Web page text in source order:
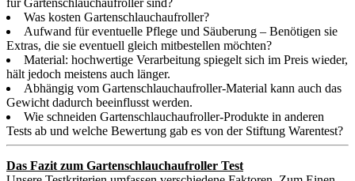
Was kosten Gartenschlauchaufroller?
Aufwand für eventuelle Pflege und Säuberung – Benötigen sie
Extras, die sie eventuell gleich mitbestellen möchten?
Material: hochwertige Verarbeitung spiegelt sich im Preis wieder,
hält jedoch meistens auch länger.
Abhängig vom Gartenschlauchaufroller-Material kann auch das
Gewicht dadurch beeinflusst werden.
Wie schneiden Gartenschlauchaufroller-Produkte in anderen
Tests ab und welche Bewertung gab es von der Stiftung Warentest?
Das Fazit zum Gartenschlauchaufroller Test